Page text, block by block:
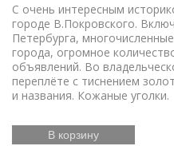
С очень интересным
городе В.Покровского.
Петербурга,
города, огромное
объявлений. Во
переплёте с тиснением
и названия. Кожаные уголки.
В корзину